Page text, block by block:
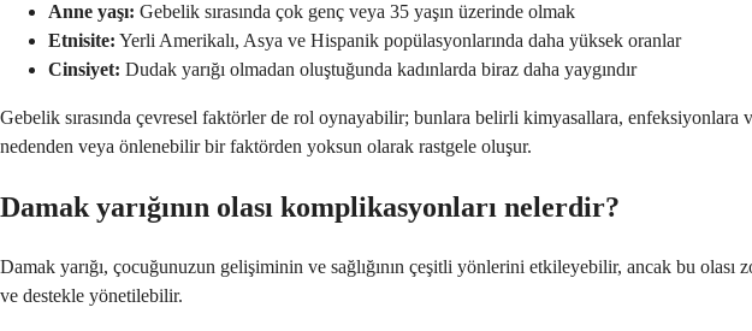
Anne yaşı: Gebelik sırasında çok genç veya 35 yaşın üzerinde olmak
Etnisite: Yerli Amerikalı, Asya ve Hispanik popülasyonlarında daha yüksek oranlar
Cinsiyet: Dudak yarığı olmadan oluştuğunda kadınlarda biraz daha yaygındır
Gebelik sırasında çevresel faktörler de rol oynayabilir; bunlara belirli kimyasallara,
nedenden veya önlenebilir bir faktörden yoksun olarak rastgele oluşur.
Damak yarığının olası komplikasyonları nelerdir?
Damak yarığı, çocuğunuzun gelişiminin ve sağlığının çeşitli yönlerini etkileyebilir, ancak bu olası
ve destekle yönetilebilir.